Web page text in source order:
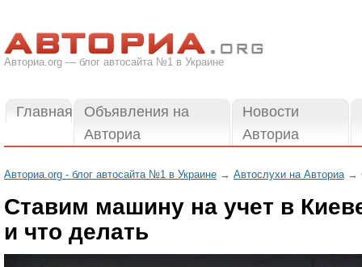
Авториа.org — блог автосайта №1 в Украине
Главная
Объявления на
Авториа
Новости
Авториа
Авториа.org - блог автосайта №1 в Украине → Автослухи на Авториа→
Ставим машину на учет в
и что делать